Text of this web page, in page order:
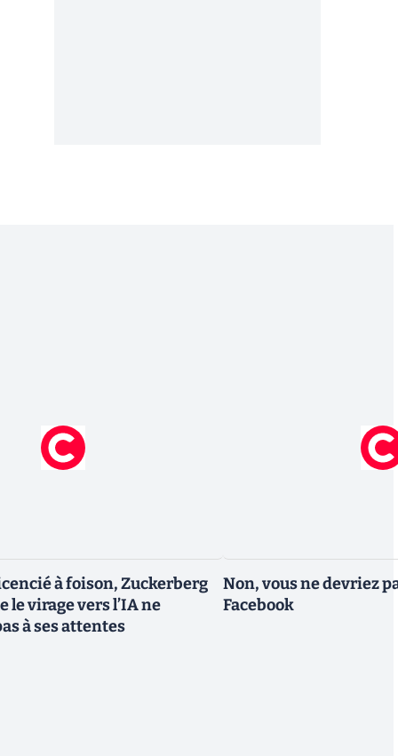
à foison, Zuckerberg
le virage vers l’IA ne
à ses attentes
Non, vous ne devriez
Facebook